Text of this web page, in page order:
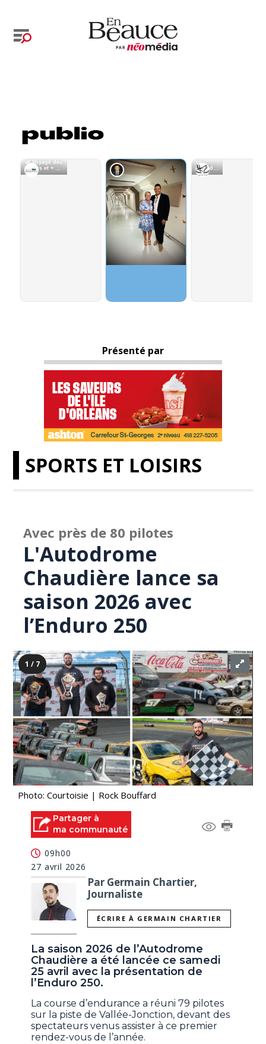
Présenté par
SPORTS ET LOISIRS
Avec près de 80 pilotes
L'Autodrome
Chaudière lance sa
saison 2026 avec
l’Enduro 250
1 / 7
Photo: Courtoisie | Rock Bouffard
Partager à
ma communauté
09h00
27 avril 2026
Par Germain Chartier,
Journaliste
ÉCRIRE À GERMAIN CHARTIER
La saison 2026 de l’Autodrome
Chaudière a été lancée ce samedi
25 avril avec la présentation de
l’Enduro 250.
La course d’endurance a réuni 79 pilotes
sur la piste de Vallée-Jonction, devant des
spectateurs venus assister à ce premier
rendez-vous de l’année.